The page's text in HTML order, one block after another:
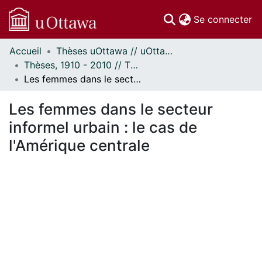
Se connecter
Communautés
et collections
Parcourir
À propos
Accueil
Thèses uOttawa // uOttawa Theses
Thèses, 1910 - 2010 // Theses, 1910 - 2010
Les femmes dans le secteur informel urbain : le cas de l'Amérique centrale
Les femmes dans le secteur
informel urbain : le cas de
l'Amérique centrale